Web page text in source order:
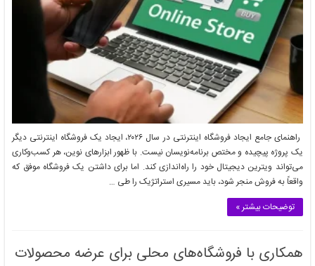
راهنمای جامع ایجاد فروشگاه اینترنتی در سال ۲۰۲۶، ایجاد یک فروشگاه اینترنتی دیگر
یک پروژه پیچیده و مختص برنامه‌نویسان نیست. با ظهور ابزارهای نوین، هر کسب‌وکاری
می‌تواند ویترین دیجیتال خود را راه‌اندازی کند. اما برای داشتن یک فروشگاه موفق که
واقعاً به فروش منجر شود، باید مسیری استراتژیک را طی …
توضیحات بیشتر »
همکاری با فروشگاه‌های محلی برای عرضه محصولات